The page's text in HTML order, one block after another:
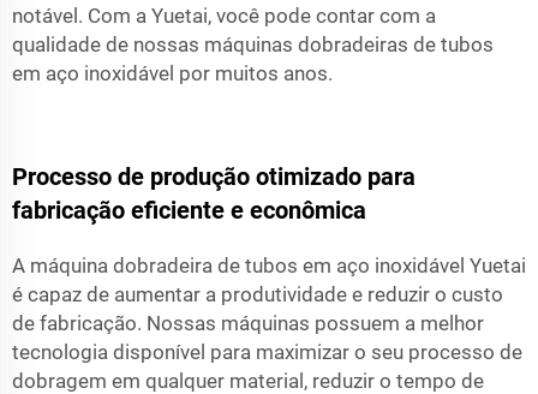
notável. Com a Yuetai, você pode contar com a
qualidade de nossas máquinas dobradeiras de tubos
em aço inoxidável por muitos anos.
Processo de produção otimizado para
fabricação eficiente e econômica
A máquina dobradeira de tubos em aço inoxidável Yuetai
é capaz de aumentar a produtividade e reduzir o custo
de fabricação. Nossas máquinas possuem a melhor
tecnologia disponível para maximizar o seu processo de
dobragem em qualquer material, reduzir o tempo de